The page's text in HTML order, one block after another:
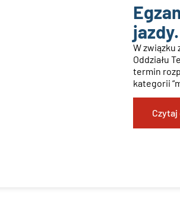
jazdy.
W związku
Oddziału
termin
kategorii
Czytaj